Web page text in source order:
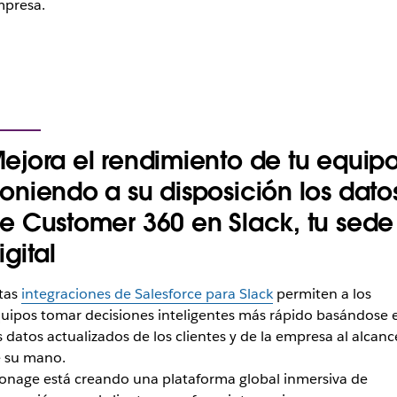
el rendimiento de tu
a su disposición los
Customer 360 en Slack, tu sede
integraciones de Salesforce para Slackpermiten a los
tomar decisiones inteligentes más rápido basándose
datos actualizados de los clientes y de la empresa al
su mano.
está creando una plataforma global inmersiva de